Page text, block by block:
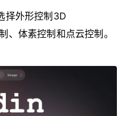
择外形控制3D
体素控制和点云控制。